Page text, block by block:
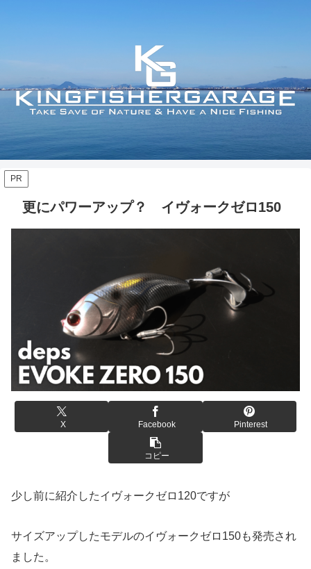
PR
更にパワーアップ？ イヴォークゼロ150
X Facebook Pinterest
コピー
少し前に紹介したイヴォークゼロ120ですが
サイズアップしたモデルのイヴォークゼロ150も発売され
ました。